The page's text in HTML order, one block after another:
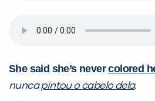
She said she’s nevercolored
nuncapintou o cabelo dela.